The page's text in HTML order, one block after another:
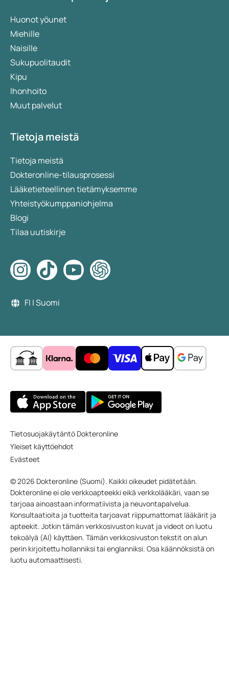
Huonot yöunet
Miehille
Naisille
Sukupuolitaudit
Kipu
Ihonhoito
Muut palvelut
Tietoja meistä
Tietoja meistä
Dokteronline-tilausprosessi
Lääketieteellinen tietämyksemme
Yhteistyökumppaniohjelma
Blogi
Tilaa uutiskirje
FI | Suomi
Tietosuojakäytäntö Dokteronline
Yleiset käyttöehdot
Evästeet
© 2026 Dokteronline (Suomi). Kaikki oikeudet pidätetään.
Dokteronline ei ole verkkoapteekki eikä verkkolääkäri, vaan se
tarjoaa ainoastaan informatiivista ja neuvontapalvelua.
Konsultaatioita ja tuotteita tarjoavat riippumattomat lääkärit ja
apteekit. Jotkin tämän verkkosivuston kuvat ja videot on luotu
tekoälyä (AI) käyttäen. Tämän verkkosivuston tekstit on alun
perin kirjoitettu hollanniksi tai englanniksi. Osa käännöksistä on
luotu automaattisesti.